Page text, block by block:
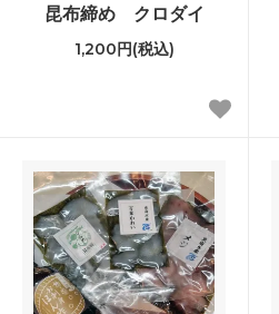
昆布締め クロダイ
1,200円(税込)